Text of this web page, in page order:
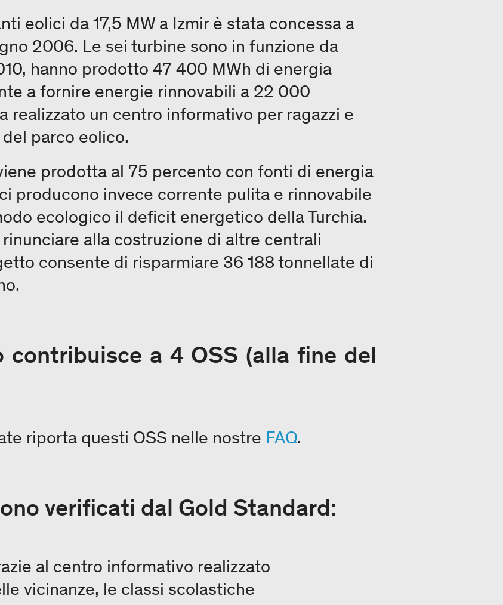
eolici da 17,5 MW a Izmir è stata concessa a
2006. Le sei turbine sono in funzione da
hanno prodotto 47 400 MWh di energia
a fornire energie rinnovabili a 22 000
realizzato un centro informativo per ragazzi e
parco eolico.
prodotta al 75 percento con fonti di energia
producono invece corrente pulita e rinnovabile
ecologico il deficit energetico della Turchia.
alla costruzione di altre centrali
consente di risparmiare 36 188 tonnellate di
a 4 OSS (alla fine del
riporta questi OSS nelle nostre FAQ.
verificati dal Gold Standard:
al centro informativo realizzato
vicinanze, le classi scolastiche